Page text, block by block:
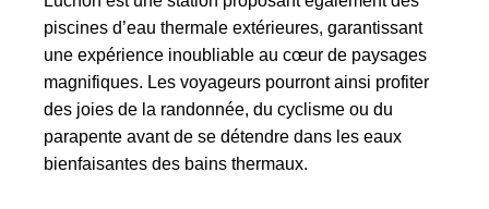
piscines d’eau thermale extérieures, garantissant
une expérience inoubliable au cœur de paysages
magnifiques. Les voyageurs pourront ainsi profiter
des joies de la randonnée, du cyclisme ou du
parapente avant de se détendre dans les eaux
bienfaisantes des bains thermaux.